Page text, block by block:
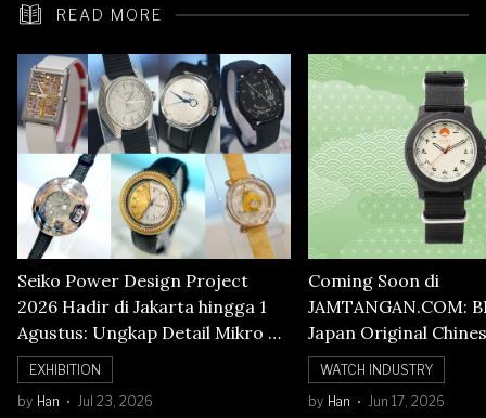
READ MORE
Seiko Power Design Project
2026 Hadir di Jakarta hingga 1
Agustus: Ungkap Detail Mikro di
Balik Seni Watchmaking
EXHIBITION
by Han Jul 23, 2026
Coming Soon di
JAMTANGAN.COM:
Japan Original
Numerals Watch
WATCH INDUSTRY
by Han Jun 17, 2026